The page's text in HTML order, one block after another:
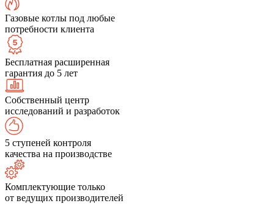
Газовые котлы под любые
потребности клиента
Бесплатная расширенная
гарантия до 5 лет
Собственный центр
исследований и разработок
5 ступеней контроля
качества на производстве
Комплектующие только
от ведущих производителей